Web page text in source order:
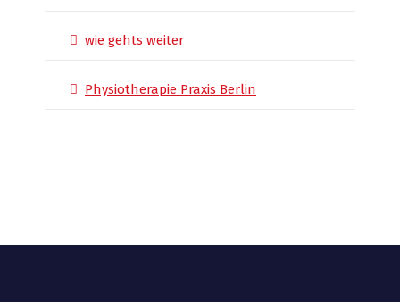
wie gehts weiter
Physiotherapie Praxis Berlin